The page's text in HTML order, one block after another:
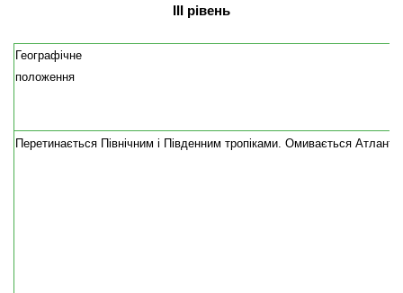
III рівень
Географічне
положення
Перетинається Північним і Пів­денним тропіка­ми. Омивається